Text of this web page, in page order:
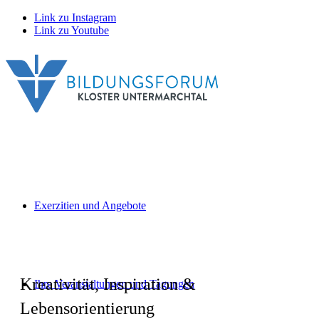
Link zu Instagram
Link zu Youtube
Exerzitien und Angebote
Ihre Veranstaltungen und Tagungen
Kreativität, Inspiration &
Lebensorientierung